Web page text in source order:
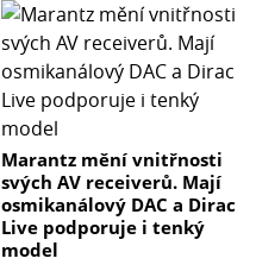
Marantz mění vnitřnosti
svých AV receiverů. Mají
osmikanálový DAC a Dirac
Live podporuje i tenký
model